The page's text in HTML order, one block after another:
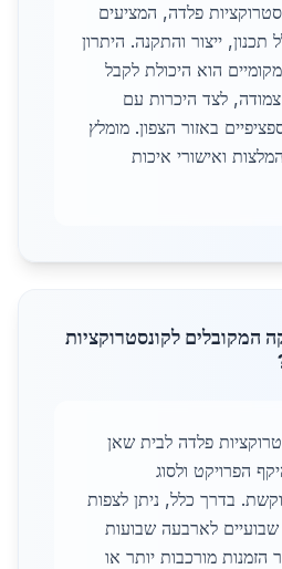
פלדה, המציעים
תכנון, ייצור והתקנה. היתרון
הוא היכולת לקבל
לצד היכרות עם
באזור הצפון. מומלץ
ואישורי איכות
המקובלים לקונסטרוקציות
פלדה לבית שאן
הפרויקט ולסוג
בדרך כלל, ניתן לצפות
לארבעה שבועות
מורכבות יותר או